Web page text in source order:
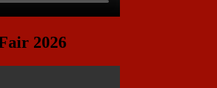
2026